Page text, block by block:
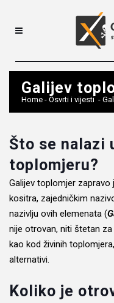
Galijev
Home - Osvrti i vijesti -
Što se nalazi
toplomjeru?
Galijev toplomjer zapravo
kositra, zajedničkim
nazivlju ovih elemenata (
nije otrovan, niti štetan
kao kod živinih
alternativi.
Koliko je